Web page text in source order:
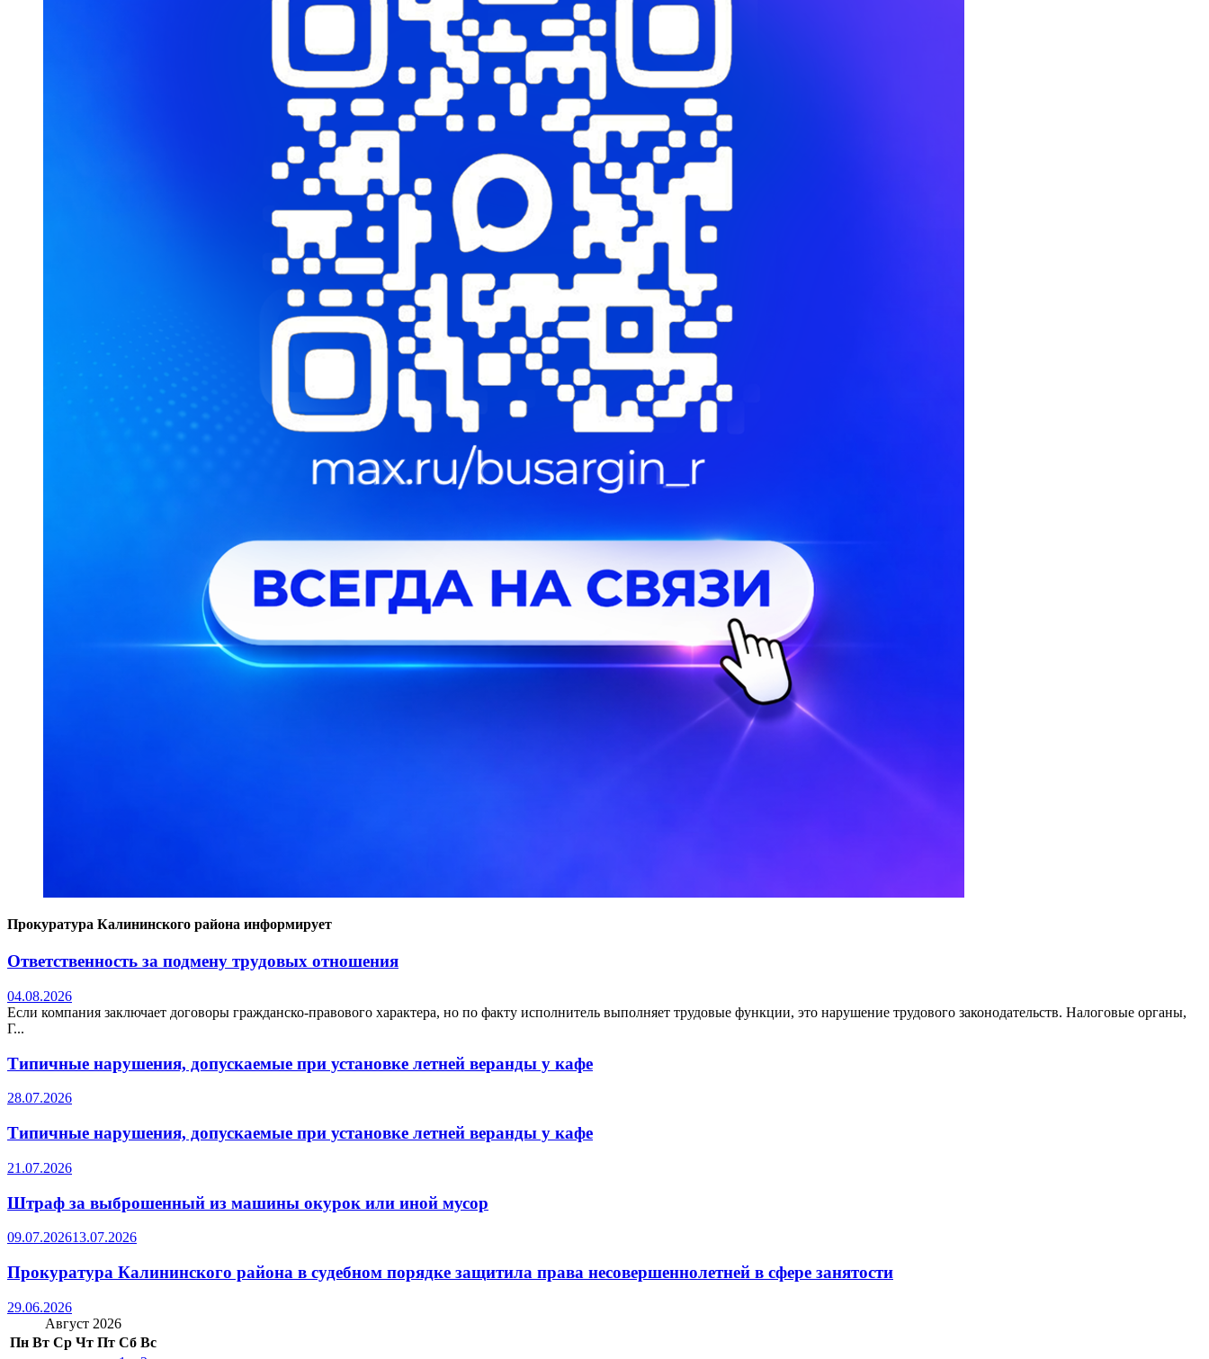
Прокуратура Калининского района информирует
Ответственность за подмену трудовых отношения
04.08.2026
Если компания заключает договоры гражданско-правового характера, но по факту исполнитель выполняет трудовые функции, это нарушение трудового законодательств. Налоговые органы,
Г...
Типичные нарушения, допускаемые при установке летней веранды у кафе
28.07.2026
Типичные нарушения, допускаемые при установке летней веранды у кафе
21.07.2026
Штраф за выброшенный из машины окурок или иной мусор
09.07.202613.07.2026
Прокуратура Калининского района в судебном порядке защитила права несовершеннолетней в сфере занятости
29.06.2026
Август 2026
Пн Вт Ср Чт Пт Сб Вс